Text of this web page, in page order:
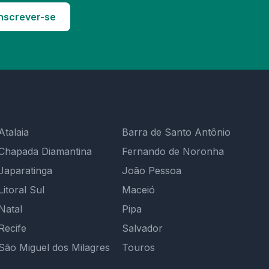
se
Barra de Santo Antônio
Diamantina
Fernando de Noronha
João Pessoa
Sul
Maceió
Pipa
Salvador
Miguel dos Milagres Touros